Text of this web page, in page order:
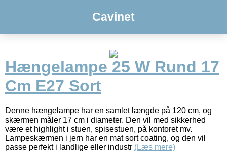
Cavinet
Hængelampe 25 W Rund 17
Cm E27 Sort
Denne hængelampe har en samlet længde på 120 cm, og
skærmen måler 17 cm i diameter. Den vil med sikkerhed
være et highlight i stuen, spisestuen, på kontoret mv.
Lampeskærmen i jern har en mat sort coating, og den vil
passe perfekt i landlige eller industr (Læs mere)